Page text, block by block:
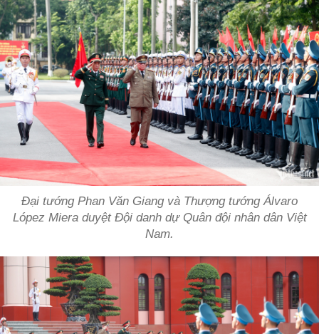
Đại tướng Phan Văn Giang và Thượng tướng Álvaro
López Miera duyệt Đội danh dự Quân đội nhân dân Việt
Nam.